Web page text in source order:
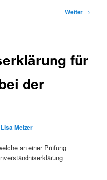
Weiter →
für
der
Lisa Melzer
an einer Prüfung